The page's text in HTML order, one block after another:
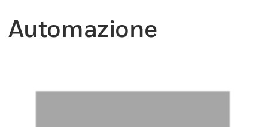
Automazione